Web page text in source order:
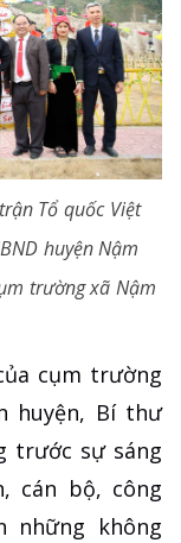
Tổ quốc Việt
huyện Nậm
trường xã Nậm
cụm trường
huyện, Bí thư
trước sự sáng
cán bộ, công
những không